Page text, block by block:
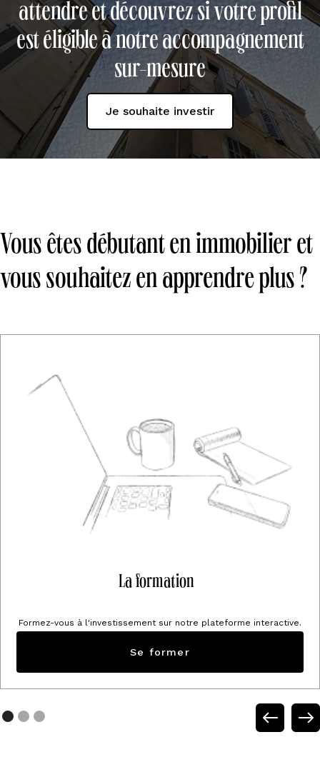
attendre et découvrez si votre profil
est éligible à notre accompagnement
sur-mesure
Je souhaite investir
Vous êtes débutant en immobilier et
vous souhaitez en apprendre plus ?
La formation
Formez-vous à l'investissement sur notre plateforme interactive.
Se former